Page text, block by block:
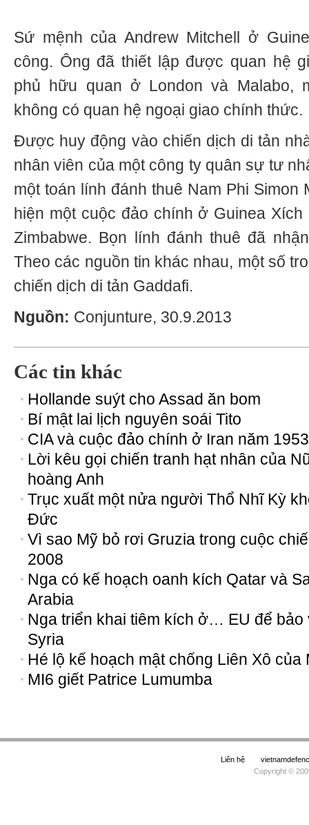
Sứ mệnh của Andrew Mitchell ở
công. Ông đã thiết lập được quan hệ
phủ hữu quan ở London và Malabo,
không có quan hệ ngoại giao chính thức.
Được huy động vào chiến dịch di tản
nhân viên của một công ty quân sự tư
một toán lính đánh thuê Nam Phi Simon
hiện một cuộc đảo chính ở Guinea Xích
Zimbabwe. Bọn lính đánh thuê đã nhận
Theo các nguồn tin khác nhau, một số
chiến dịch di tản Gaddafi.
Nguồn: Conjunture, 30.9.2013
Các tin khác
Hollande suýt cho Assad ăn bom
Bí mật lai lịch nguyên soái Tito
CIA và cuộc đảo chính ở Iran năm 1953
Lời kêu gọi chiến tranh hạt nhân của
hoàng Anh
Trục xuất một nửa người Thổ Nhĩ Kỳ
Đức
Vì sao Mỹ bỏ rơi Gruzia trong cuộc
2008
Nga có kế hoạch oanh kích Qatar và
Arabia
Nga triển khai tiêm kích ở… EU để bảo
Syria
Hé lộ kế hoạch mật chống Liên Xô của
MI6 giết Patrice Lumumba
Liên hệ
Copyright ©